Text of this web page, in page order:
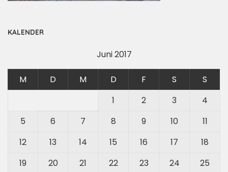
KALENDER
Juni 2017
M D M D F S
S
1
2 3
4
5
6 7 8 9 10
11
12
13 14 15 16 17
18
19
20 21 22 23 24 25